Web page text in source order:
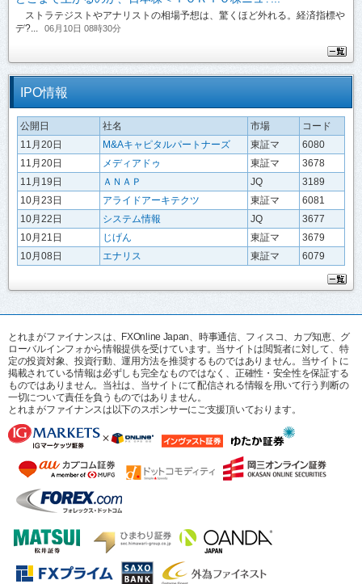
ストラテジストやアナリストの相場予想は、驚くほど外れる。経済指標や
デ?...
06月10日 08時30分
IPO情報
公開日 社名 市場
コード
11月20日
M&Aキャピタルパートナーズ 東証マ
6080
11月20日
メディアドゥ 東証マ
3678
11月19日
ＡＮＡＰ JQ
3189
10月23日
アライドアーキテクツ 東証マ
6081
10月22日
システム情報 JQ
3677
10月21日
じげん 東証マ
3679
10月08日
エナリス 東証マ 6079
とれまがファイナンスは、FXOnline Japan、時事通信、フィスコ、カブ知恵、グ
ローバルインフォから情報提供を受けています。当サイトは閲覧者に対して、特
定の投資対象、投資行動、運用方法を推奨するものではありません。当サイトに
掲載されている情報は必ずしも完全なものではなく、正確性・安全性を保証する
ものではありません。当社は、当サイトにて配信される情報を用いて行う判断の
一切について責任を負うものではありません。
とれまがファイナンスは以下のスポンサーにご支援頂いております。